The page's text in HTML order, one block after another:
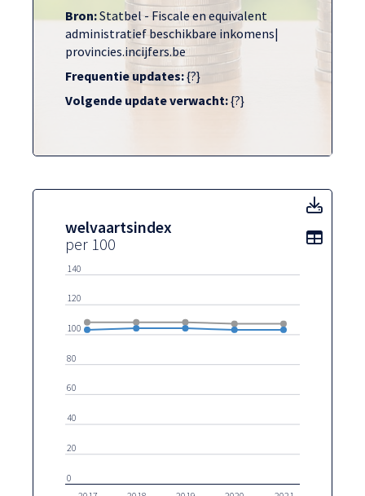
Bron:Statbel - Fiscale en equivalent
administratief beschikbare inkomens|
provincies.incijfers.be
Frequentie updates:{?}
Volgende update verwacht:{?}
welvaartsindex
per 100
0
20
40
60
80
100
120
140
Toon